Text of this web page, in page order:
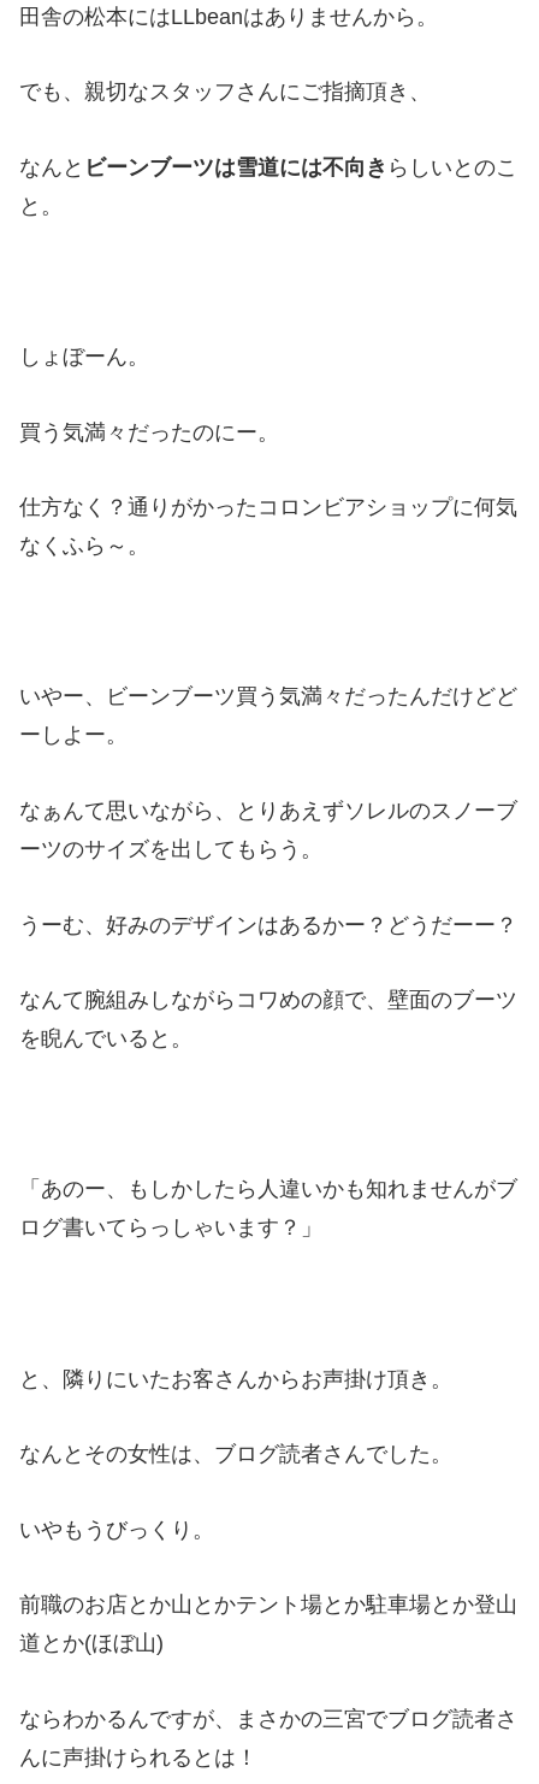
田舎の松本にはLLbeanはありませんから。
でも、親切なスタッフさんにご指摘頂き、
なんと ビーンブーツは雪道には不向き らしいとのこ
と。
しょぼーん。
買う気満々だったのにー。
仕方なく？通りがかったコロンビアショップに何気
なくふら～。
いやー、ビーンブーツ買う気満々だったんだけどど
ーしよー。
なぁんて思いながら、とりあえずソレルのスノーブ
ーツのサイズを出してもらう。
うーむ、好みのデザインはあるかー？どうだーー？
なんて腕組みしながらコワめの顔で、壁面のブーツ
を睨んでいると。
「あのー、もしかしたら人違いかも知れませんがブ
ログ書いてらっしゃいます？」
と、隣りにいたお客さんからお声掛け頂き。
なんとその女性は、ブログ読者さんでした。
いやもうびっくり。
前職のお店とか山とかテント場とか駐車場とか登山
道とか(ほぼ山)
ならわかるんですが、まさかの三宮でブログ読者さ
んに声掛けられるとは！